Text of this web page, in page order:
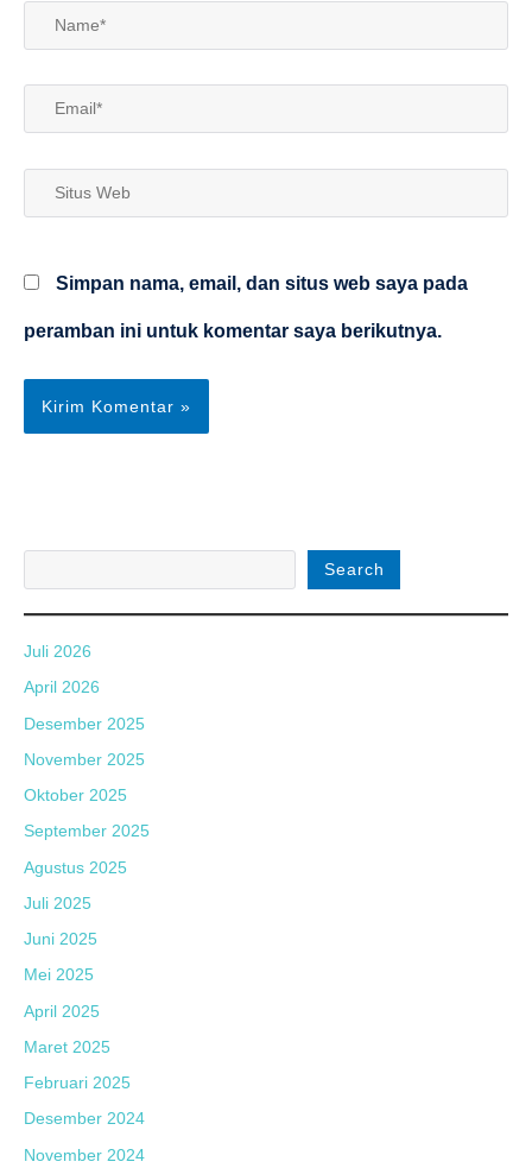
Name*
Email*
Situs
Simpan nama, email, dan situs web saya pada
peramban ini untuk komentar saya berikutnya.
Search
Juli 2026
April 2026
Desember 2025
November 2025
Oktober 2025
September 2025
Agustus 2025
Juli 2025
Juni 2025
Mei 2025
April 2025
Maret 2025
Februari 2025
Desember 2024
November 2024